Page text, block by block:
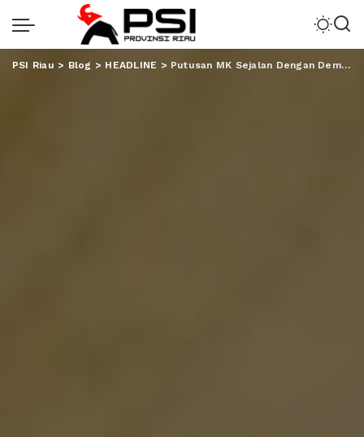
PSI Riau > Blog > HEADLINE > Putusan MK Sejalan Dengan Demokrasi dan Kehendak Rakyat